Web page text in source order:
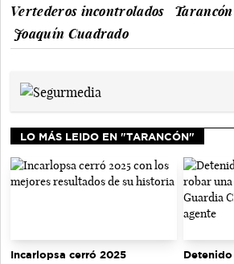
Vertederos incontrolados
Tarancón
Joaquín Cuadrado
LO MÁS LEIDO EN "TARANCÓN"
Incarlopsa cerró 2025
Detenido